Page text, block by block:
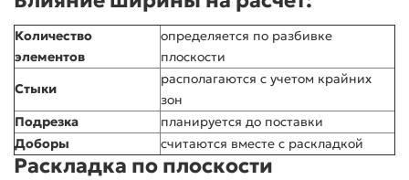
Количество
элементов
определяется по разбивке
плоскости
Стыки
располагаются с учетом крайних
зон
Подрезка
планируется до поставки
Доборы
считаются вместе с раскладкой
Раскладка по плоскости